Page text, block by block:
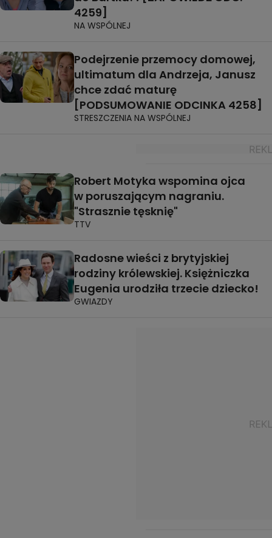
4259]
NA WSPÓLNEJ
Podejrzenie przemocy domowej,
ultimatum dla Andrzeja, Janusz
chce zdać maturę
[PODSUMOWANIE ODCINKA 4258]
STRESZCZENIA NA WSPÓLNEJ
Robert Motyka wspomina ojca
w poruszającym nagraniu.
"Strasznie tęsknię"
TTV
Radosne wieści z brytyjskiej
rodziny królewskiej. Księżniczka
Eugenia urodziła trzecie dziecko!
GWIAZDY